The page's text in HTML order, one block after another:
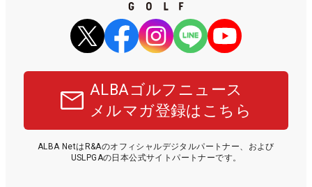
ALBAゴルフニュース
メルマガ登録はこちら
ALBA NetはR&Aのオフィシャルデジタルパートナー、および
USLPGAの日本公式サイトパートナーです。